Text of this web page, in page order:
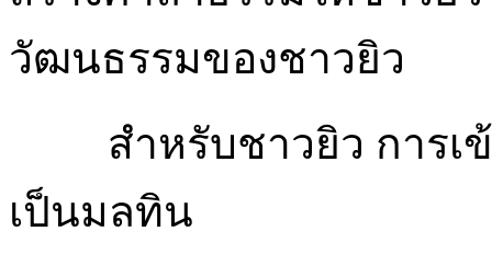
วัฒนธรรมของชาวยิว
สำหรับชาวยิว การ
เป็นมลทิน